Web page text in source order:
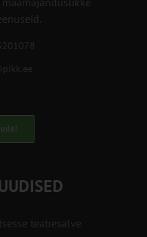
teabesalve